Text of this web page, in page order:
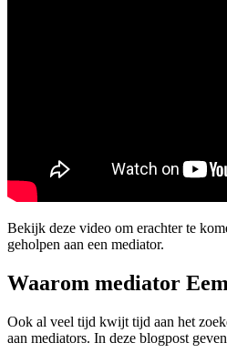
Bekijk deze video om erachter te
geholpen aan een mediator.
Waarom mediator
Ook al veel tijd kwijt tijd aan het
aan mediators. In deze blogpost